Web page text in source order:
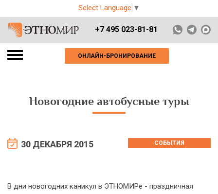
Select Language ▼
+7 495 023-81-81
ОНЛАЙН-БРОНИРОВАНИЕ
Новогодние автобусные туры
30 ДЕКАБРЯ 2015 СОБЫТИЯ
В дни новогодних каникул в ЭТНОМИРе - праздничная